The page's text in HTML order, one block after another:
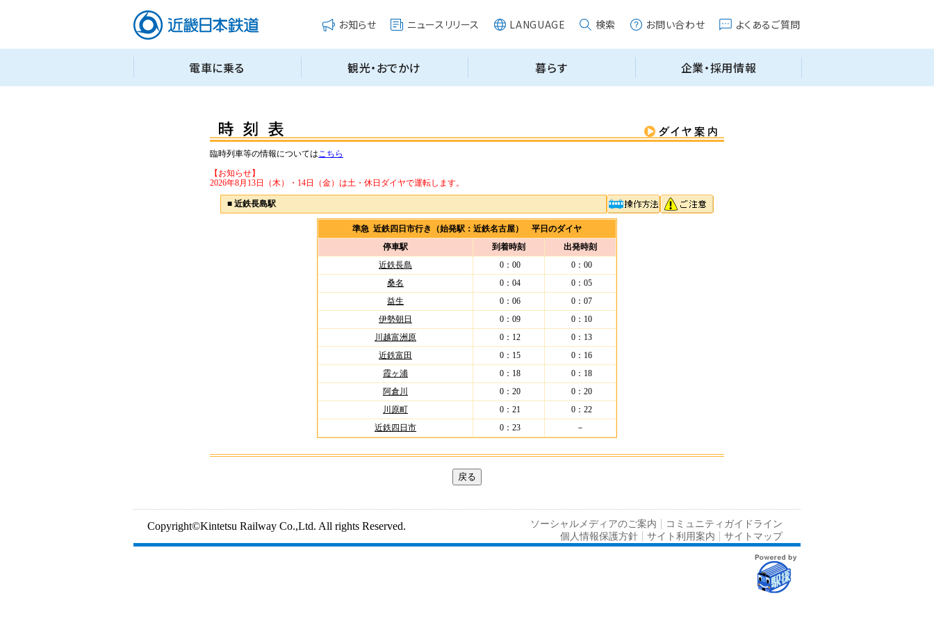
臨時列車等の情報についてはこちら
【お知らせ】
2026年8月13日（木）・14日（金）は土・休日ダイヤで運転します。
■ 近鉄長島駅
準急 近鉄四日市行き（始発駅：近鉄名古屋） 平日のダイヤ
停車駅
到着時刻
出発時刻
近鉄長島
0：00
0：00
桑名
0：04
0：05
益生
0：06
0：07
伊勢朝日
0：09
0：10
川越富洲原
0：12
0：13
近鉄富田
0：15
0：16
霞ヶ浦
0：18
0：18
阿倉川
0：20
0：20
川原町
0：21
0：22
近鉄四日市
0：23 －